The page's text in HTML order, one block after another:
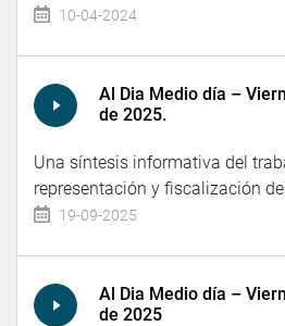
10-04-2024
Al Dia Medio día –
de 2025.
Una síntesis informativa del
representación y fiscalización
19-09-2025
Al Dia Medio día –
de 2025